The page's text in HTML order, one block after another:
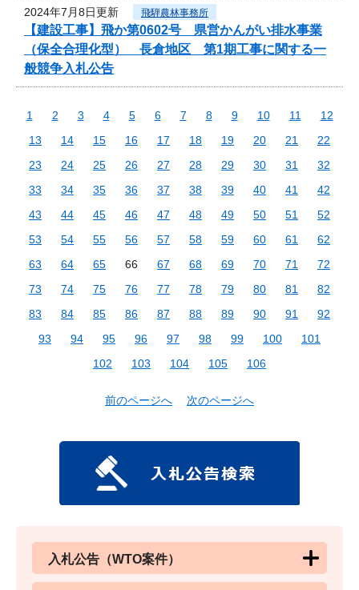
2024年7月8日更新 飛騨農林事務所
【建設工事】飛か第0602号 県営かんがい排水事業
（保全合理化型） 長倉地区 第1期工事に関する一
般競争入札公告
1 2 3 4 5 6 7 8 9 10 11
12
13
14 15 16 17 18 19 20 21
22
23
24 25 26 27 28 29 30 31
32
33
34 35 36 37 38 39 40 41
42
43
44 45 46 47 48 49 50 51
52
53
54 55 56 57 58 59 60 61
62
63
64 65 66 67 68 69 70 71
72
73
74 75 76 77 78 79 80 81
82
83
84 85 86 87 88 89 90 91
92
93
94 95 96 97 98 99 100
101
102
103 104 105 106
前のページへ 次のページへ
入札公告（WTO案件）